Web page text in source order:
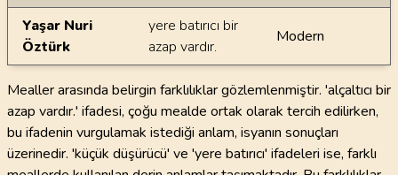
Yaşar Nuri
Öztürk
yere batırıcı bir
azap vardır.
Modern
Mealler arasında belirgin farklılıklar gözlemlenmiştir. 'alçaltıcı bir
azap vardır.' ifadesi, çoğu mealde ortak olarak tercih edilirken,
bu ifadenin vurgulamak istediği anlam, isyanın sonuçları
üzerinedir. 'küçük düşürücü' ve 'yere batırıcı' ifadeleri ise, farklı